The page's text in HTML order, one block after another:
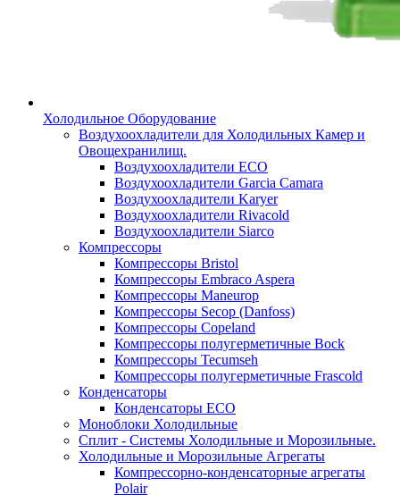
Холодильное Оборудование
Воздухоохладители для Холодильных Камер и
Овощехранилищ.
Воздухоохладители ECO
Воздухоохладители Garcia Camara
Воздухоохладители Karyer
Воздухоохладители Rivacold
Воздухоохладители Siarco
Компрессоры
Компрессоры Bristol
Компрессоры Embraco Aspera
Компрессоры Maneurop
Компрессоры Secop (Danfoss)
Компрессоры Copeland
Компрессоры полугерметичные Bock
Компрессоры Tecumseh
Компрессоры полугерметичные Frascold
Конденсаторы
Конденсаторы ECO
Моноблоки Холодильные
Сплит - Системы Холодильные и Морозильные.
Холодильные и Морозильные Агрегаты
Компрессорно-конденсаторные агрегаты
Polair